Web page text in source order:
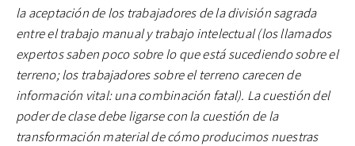
la aceptación de los trabajadores de la división sagrada
entre el trabajo manual y trabajo intelectual (los llamados
expertos saben poco sobre lo que está sucediendo sobre el
terreno; los trabajadores sobre el terreno carecen de
información vital: una combinación fatal). La cuestión del
poder de clase debe ligarse con la cuestión de la
transformación material de cómo producimos nuestras